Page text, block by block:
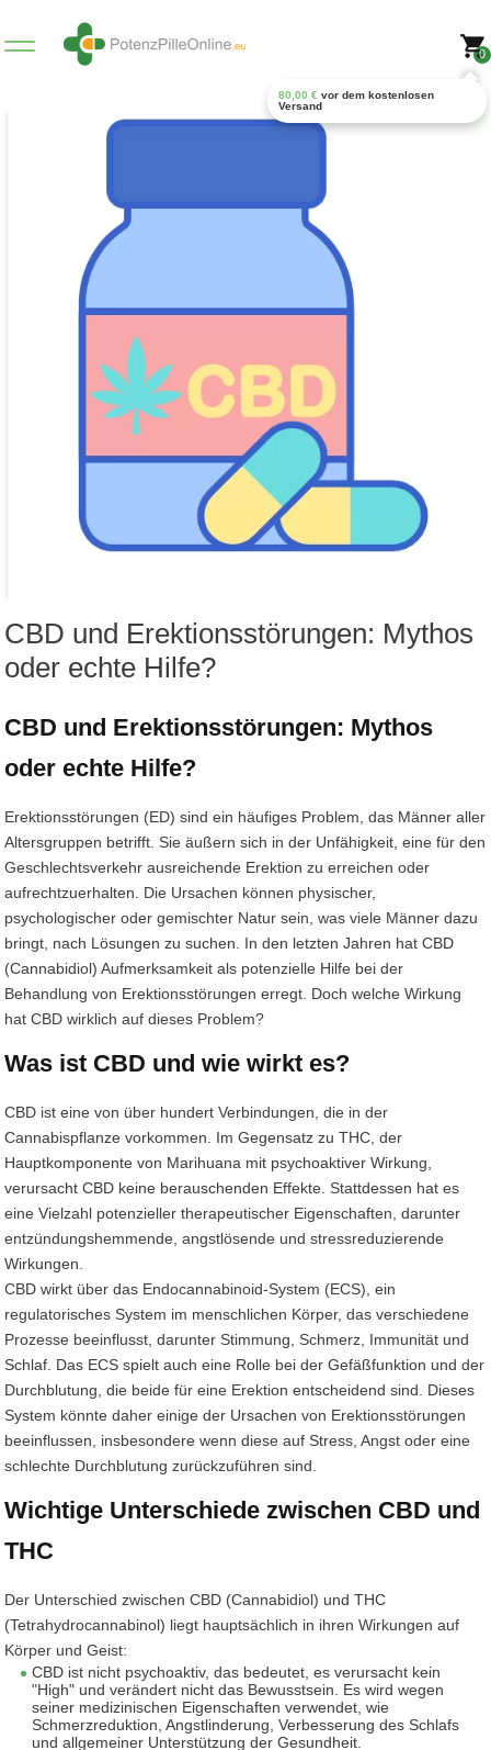
0
80,00 € vor dem kostenlosen
Versand
CBD und Erektionsstörungen: Mythos
oder echte Hilfe?
CBD und Erektionsstörungen: Mythos
oder echte Hilfe?
Erektionsstörungen (ED) sind ein häufiges Problem, das Männer aller
Altersgruppen betrifft. Sie äußern sich in der Unfähigkeit, eine für den
Geschlechtsverkehr ausreichende Erektion zu erreichen oder
aufrechtzuerhalten. Die Ursachen können physischer,
psychologischer oder gemischter Natur sein, was viele Männer dazu
bringt, nach Lösungen zu suchen. In den letzten Jahren hat CBD
(Cannabidiol) Aufmerksamkeit als potenzielle Hilfe bei der
Behandlung von Erektionsstörungen erregt. Doch welche Wirkung
hat CBD wirklich auf dieses Problem?
Was ist CBD und wie wirkt es?
CBD ist eine von über hundert Verbindungen, die in der
Cannabispflanze vorkommen. Im Gegensatz zu THC, der
Hauptkomponente von Marihuana mit psychoaktiver Wirkung,
verursacht CBD keine berauschenden Effekte. Stattdessen hat es
eine Vielzahl potenzieller therapeutischer Eigenschaften, darunter
entzündungshemmende, angstlösende und stressreduzierende
Wirkungen.
CBD wirkt über das Endocannabinoid-System (ECS), ein
regulatorisches System im menschlichen Körper, das verschiedene
Prozesse beeinflusst, darunter Stimmung, Schmerz, Immunität und
Schlaf. Das ECS spielt auch eine Rolle bei der Gefäßfunktion und der
Durchblutung, die beide für eine Erektion entscheidend sind. Dieses
System könnte daher einige der Ursachen von Erektionsstörungen
beeinflussen, insbesondere wenn diese auf Stress, Angst oder eine
schlechte Durchblutung zurückzuführen sind.
Wichtige Unterschiede zwischen CBD und
THC
Der Unterschied zwischen CBD (Cannabidiol) und THC
(Tetrahydrocannabinol) liegt hauptsächlich in ihren Wirkungen auf
Körper und Geist:
CBD ist nicht psychoaktiv, das bedeutet, es verursacht kein
"High" und verändert nicht das Bewusstsein. Es wird wegen
seiner medizinischen Eigenschaften verwendet, wie
Schmerzreduktion, Angstlinderung, Verbesserung des Schlafs
und allgemeiner Unterstützung der Gesundheit.